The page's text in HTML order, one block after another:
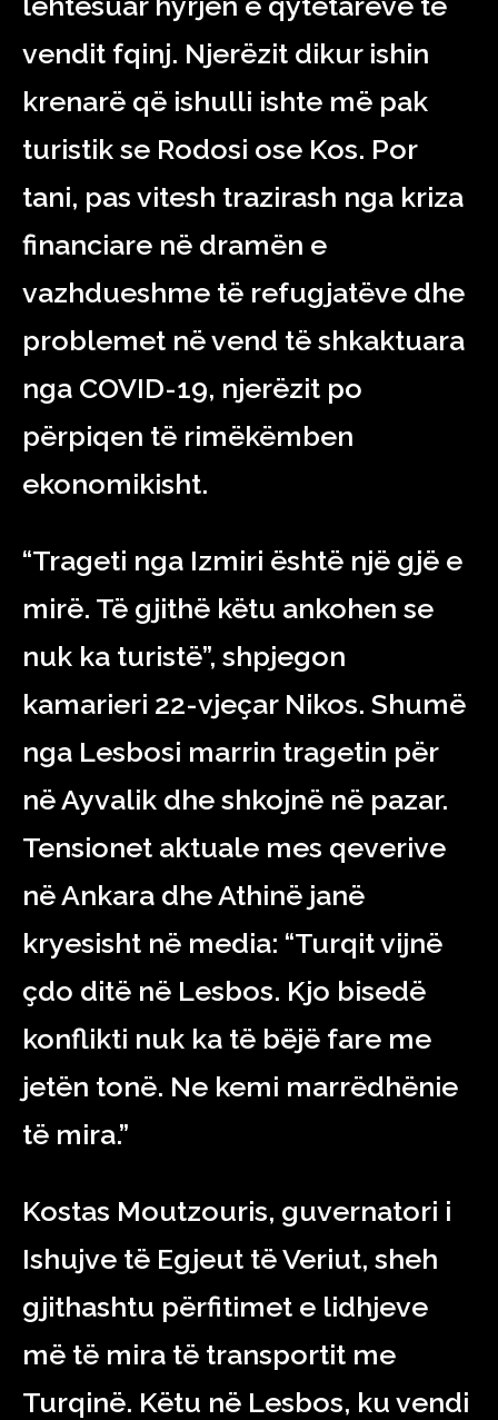
vendit fqinj. Njerëzit dikur ishin
krenarë që ishulli ishte më pak
turistik se Rodosi ose Kos. Por
tani, pas vitesh trazirash nga kriza
financiare në dramën e
vazhdueshme të refugjatëve dhe
problemet në vend të shkaktuara
nga COVID-19, njerëzit po
përpiqen të rimëkëmben
ekonomikisht.
“Trageti nga Izmiri është një gjë e
mirë. Të gjithë këtu ankohen se
nuk ka turistë”, shpjegon
kamarieri 22-vjeçar Nikos. Shumë
nga Lesbosi marrin tragetin për
në Ayvalik dhe shkojnë në pazar.
Tensionet aktuale mes qeverive
në Ankara dhe Athinë janë
kryesisht në media: “Turqit vijnë
çdo ditë në Lesbos. Kjo bisedë
konflikti nuk ka të bëjë fare me
jetën tonë. Ne kemi marrëdhënie
të mira.”
Kostas Moutzouris, guvernatori i
Ishujve të Egjeut të Veriut, sheh
gjithashtu përfitimet e lidhjeve
më të mira të transportit me
Turqinë. Këtu në Lesbos, ku vendi